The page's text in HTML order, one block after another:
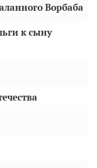
Ворбаба
к сыну